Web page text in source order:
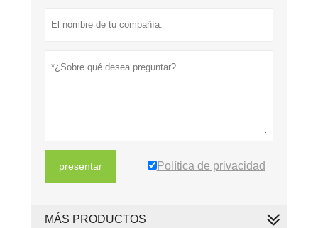
presentar Política de privacidad
MÁS PRODUCTOS